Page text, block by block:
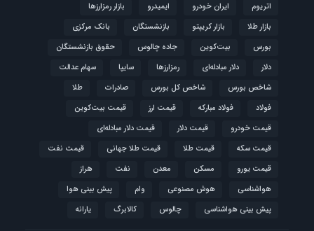
اتریوم ایران خودرو ایمیدرو
بازار رمزارزها
بازار طلا
بازار کریپتو بازنشستگان
بانک مرکزی
بورس
بیت‌کوین جاده چالوس
حقوق بازنشستگان
دلار
دلار مبادله‌ای رمزارزها سایپا
سهام عدالت
شاخص بورس
شاخص کل بورس صادرات
طلا
فولاد
فولاد مبارکه قیمت ارز
قیمت بیت‌کوین
قیمت خودرو
قیمت دلار
قیمت دلار مبادله‌ای
قیمت سکه
قیمت طلا قیمت طلا جهانی
قیمت نفت
قیمت یورو
مسکن معدن نفت
هراز
هواشناسی
هوش مصنوعی وام
پیش بینی هوا
پیش بینی هواشناسی
چالوس کالابرگ یارانه